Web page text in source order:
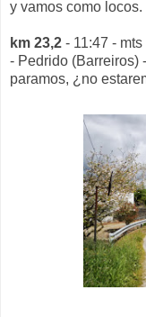
y vamos como
km 23,2 - 11:47 -
- Pedrido (Barreiros)
paramos, ¿no